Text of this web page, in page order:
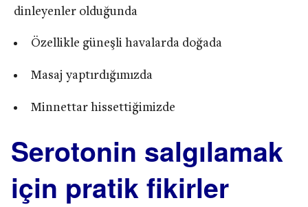
dinleyenler olduğunda
Özellikle güneşli havalarda doğada
Masaj yaptırdığımızda
Minnettar hissettiğimizde
Serotonin salgılamak
için pratik fikirler